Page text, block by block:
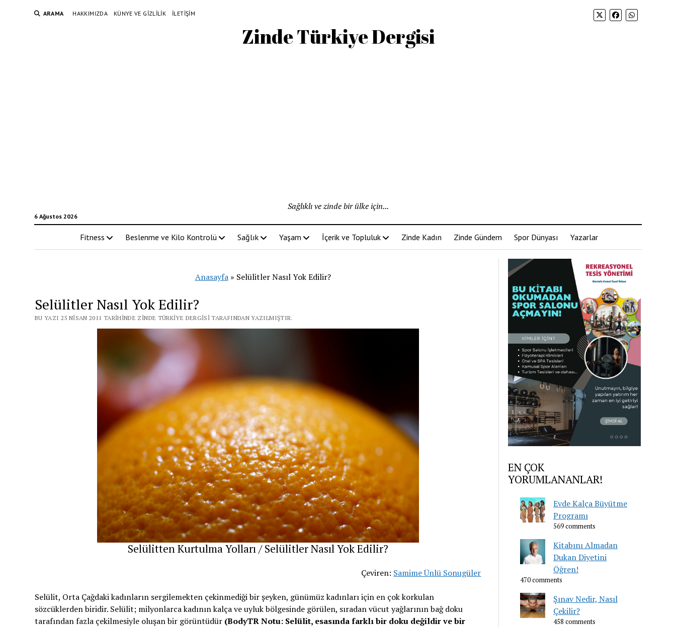
ARAMA HAKKIMIZDA KÜNYE VE GIZLILIK İLETIŞIM
Zinde Türkiye Dergisi
6 Ağustos 2026
Sağlıklı ve zinde bir ülke için...
Fitness Beslenme ve Kilo Kontrolü Sağlık Yaşam İçerik ve Topluluk Zinde Kadın Zinde Gündem Spor Dünyası Yazarlar
Anasayfa» Selülitler Nasıl Yok Edilir?
Selülitler Nasıl Yok Edilir?
BU YAZI 25 NISAN 2011 TARIHINDE ZINDE TÜRKIYE DERGISI TARAFINDAN YAZILMIŞTIR.
Selülitten Kurtulma Yolları / Selülitler Nasıl Yok Edilir?
Çeviren: Samime Ünlü Sonugüler
Selülit, Orta Çağdaki kadınların sergilemekten çekinmediği bir şeyken, günümüz kadınları için en çok korkulan
sözcüklerden biridir. Selülit; milyonlarca kadının kalça ve uyluk bölgesinde görülen, sıradan vücut yağlarının bağ doku
tarafından fazla çekilmesiyle oluşan bir görüntüdür (BodyTR Notu: Selülit, esasında farklı bir doku değildir ve bir
EN ÇOK
YORUMLANANLAR!
Evde Kalça Büyütme
Programı
569 comments
Kitabını Almadan
Dukan Diyetini
Öğren!
470 comments
Şınav Nedir, Nasıl
Çekilir?
458 comments